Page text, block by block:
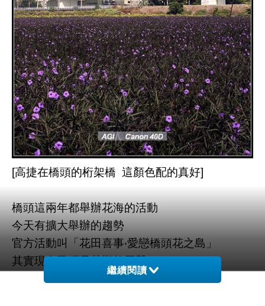
[高捷在橋頭的桁架橋 這顏色配的真好]
橋頭這兩年都舉辦花海的活動
今天有擴大舉辦的趨勢
官方活動叫「花田喜事‧愛戀橋頭花之島」
其實現在已經是花期的尾聲
很多花都已經開始凋謝了
繼續閱讀